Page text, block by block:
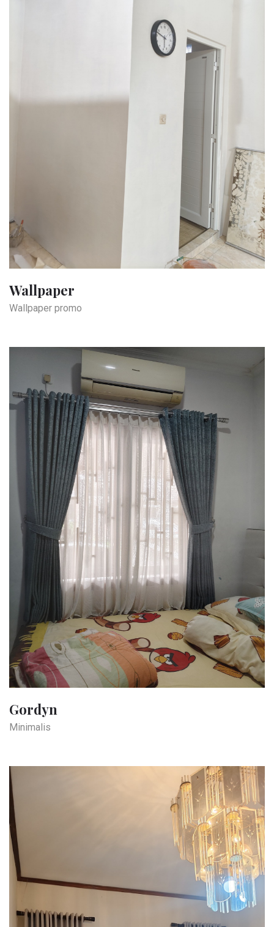
Wallpaper
Wallpaper promo
Gordyn
Minimalis